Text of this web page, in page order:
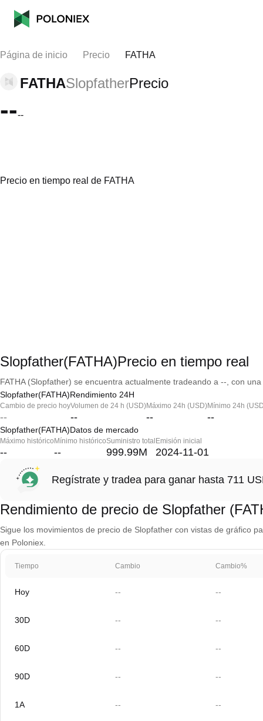
Página de inicio Precio FATHA
FATHASlopfatherPrecio
----
Precio en tiempo real de FATHA
Slopfather(FATHA)Precio en tiempo real
FATHA (Slopfather) se encuentra actualmente tradeando a --, con
Slopfather(FATHA)Rendimiento 24H
Cambio de precio hoy
--
Volumen de 24 h (USD)
--
Máximo 24h (USD)
--
Mínimo 24h
--
Slopfather(FATHA)Datos de mercado
Máximo histórico
--
Mínimo histórico
--
Suministro total
999.99M
Emisión inicial
2024-11-01
Regístrate y tradea para ganar hasta 711
Rendimiento de precio de Slopfather
Sigue los movimientos de precio de Slopfather con vistas de gráfico
en Poloniex.
Tiempo Cambio Cambio%
Hoy -- --
30D -- --
60D -- --
90D -- --
1A -- --